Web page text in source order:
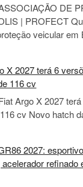
DE
| PROFECT
veicular em
X 2027 terá 6
116 cv
Argo X 2027
cv Novo hatch
2027:
refinado